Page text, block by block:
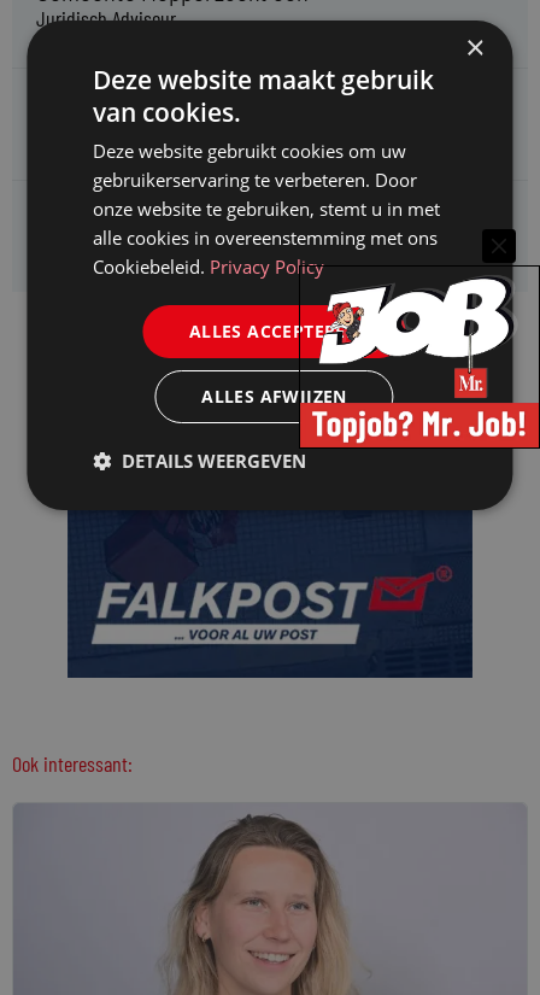
Juridisch Adviseur
CAOP zoekt een
Juridisch adviseur (junior)
Kifid zoekt een
Jurist- secretaris
Ook interessant:
×
Deze website maakt gebruik
van cookies.
Deze website gebruikt cookies om uw
gebruikerservaring te verbeteren. Door
onze website te gebruiken, stemt u in met
alle cookies in overeenstemming met ons
Cookiebeleid. Privacy Policy
ALLES ACCEPTEREN
ALLES AFWIJZEN
DETAILS WEERGEVEN